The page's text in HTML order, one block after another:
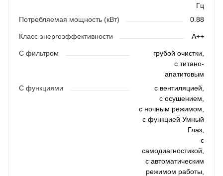
Гц
Потребляемая мощность (кВт)
0.88
Класс энергоэффективности A++
С фильтром
грубой очистки,
с титано-
апатитовым
С функциями
с вентиляцией,
с осушением,
с ночным режимом,
с функцией Умный
Глаз,
с
самодиагностикой,
с автоматическим
режимом работы,